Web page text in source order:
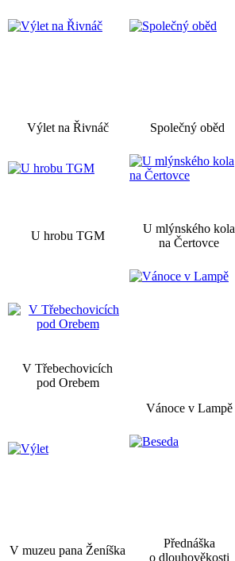
Výlet na Řivnáč Společný oběd
U hrobu TGM
U mlýnského kola
na Čertovce
V Třebechovicích
pod Orebem
Vánoce v Lampě
V muzeu pana Ženíška
Přednáška
o dlouhověkosti